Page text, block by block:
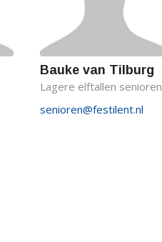
Bauke van Tilburg
Lagere elftallen senioren
senioren@festilent.nl